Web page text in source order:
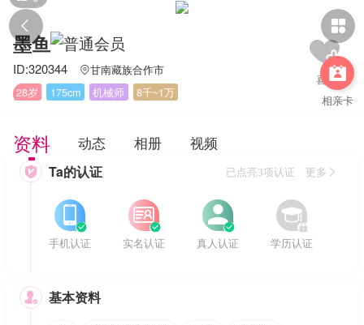
 

相亲卡
墨鱼
ID:320344 甘南藏族合作市
28岁
175cm 机械师 8千~1万
资料 动态 相册 视频
 Ta的认证 已点亮3项认证 更多


手机认证


实名认证


真人认证


学历认证
 基本资料